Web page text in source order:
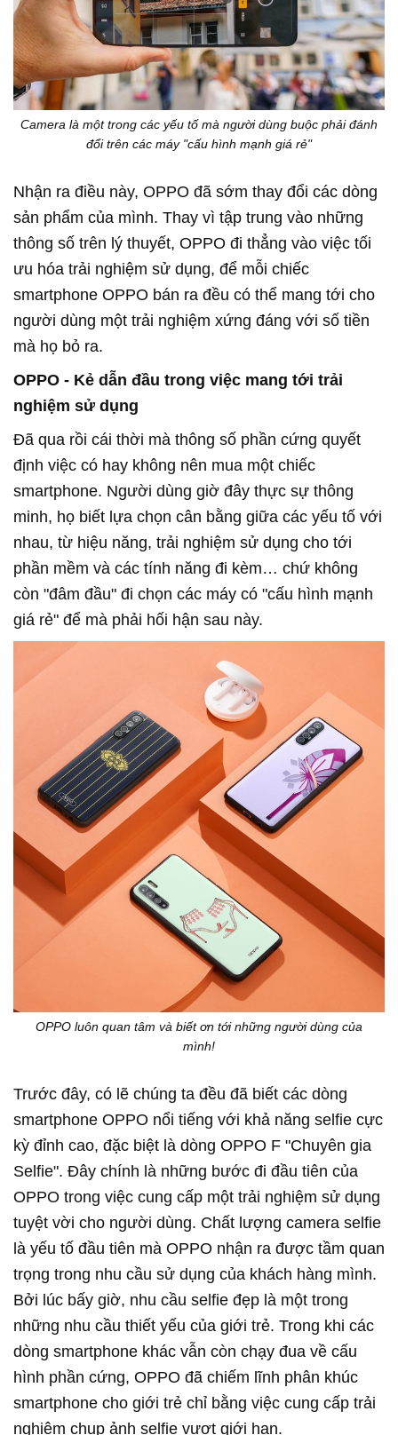
Camera là một trong các yếu tố mà người dùng buộc phải đánh
đổi trên các máy "cấu hình mạnh giá rẻ"
Nhận ra điều này, OPPO đã sớm thay đổi các dòng
sản phẩm của mình. Thay vì tập trung vào những
thông số trên lý thuyết, OPPO đi thẳng vào việc tối
ưu hóa trải nghiệm sử dụng, để mỗi chiếc
smartphone OPPO bán ra đều có thể mang tới cho
người dùng một trải nghiệm xứng đáng với số tiền
mà họ bỏ ra.
OPPO - Kẻ dẫn đầu trong việc mang tới trải
nghiệm sử dụng
Đã qua rồi cái thời mà thông số phần cứng quyết
định việc có hay không nên mua một chiếc
smartphone. Người dùng giờ đây thực sự thông
minh, họ biết lựa chọn cân bằng giữa các yếu tố với
nhau, từ hiệu năng, trải nghiệm sử dụng cho tới
phần mềm và các tính năng đi kèm… chứ không
còn "đâm đầu" đi chọn các máy có "cấu hình mạnh
giá rẻ" để mà phải hối hận sau này.
OPPO luôn quan tâm và biết ơn tới những người dùng của
mình!
Trước đây, có lẽ chúng ta đều đã biết các dòng
smartphone OPPO nổi tiếng với khả năng selfie cực
kỳ đỉnh cao, đặc biệt là dòng OPPO F "Chuyên gia
Selfie". Đây chính là những bước đi đầu tiên của
OPPO trong việc cung cấp một trải nghiệm sử dụng
tuyệt vời cho người dùng. Chất lượng camera selfie
là yếu tố đầu tiên mà OPPO nhận ra được tầm quan
trọng trong nhu cầu sử dụng của khách hàng mình.
Bởi lúc bấy giờ, nhu cầu selfie đẹp là một trong
những nhu cầu thiết yếu của giới trẻ. Trong khi các
dòng smartphone khác vẫn còn chạy đua về cấu
hình phần cứng, OPPO đã chiếm lĩnh phân khúc
smartphone cho giới trẻ chỉ bằng việc cung cấp trải
nghiệm chụp ảnh selfie vượt giới hạn.